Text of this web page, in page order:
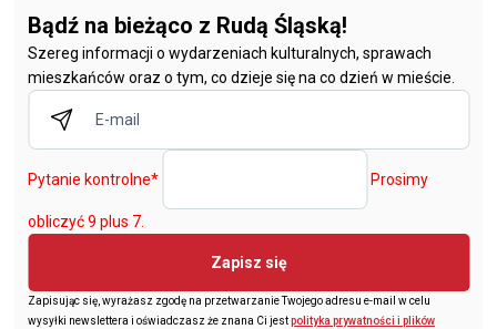
Bądź na bieżąco z Rudą Śląską!
Szereg informacji o wydarzeniach kulturalnych, sprawach
mieszkańców oraz o tym, co dzieje się na co dzień w mieście.
Pytanie kontrolne* Prosimy
obliczyć 9 plus 7.
Zapisz się
Zapisując się, wyrażasz zgodę na przetwarzanie Twojego adresu e-mail w celu
wysyłki newslettera i oświadczasz że znana Ci jestpolityka prywatności i plików